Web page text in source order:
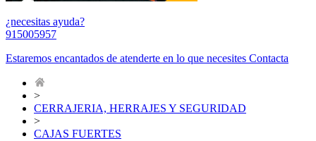
¿necesitas ayuda?
915005957
Estaremos encantados de atenderte en lo que necesites Contacta
>
CERRAJERIA, HERRAJES Y SEGURIDAD
>
CAJAS FUERTES